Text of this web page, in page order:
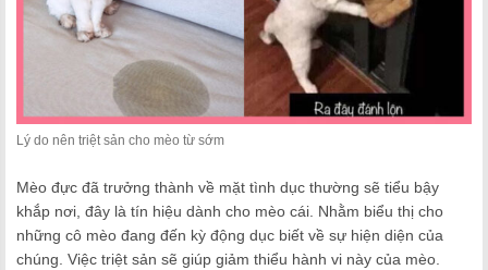
Lý do nên triệt sản cho mèo từ sớm
Mèo đực đã trưởng thành về mặt tình dục thường sẽ tiểu bậy
khắp nơi, đây là tín hiệu dành cho mèo cái. Nhằm biểu thị cho
những cô mèo đang đến kỳ động dục biết về sự hiện diện của
chúng. Việc triệt sản sẽ giúp giảm thiểu hành vi này của mèo.